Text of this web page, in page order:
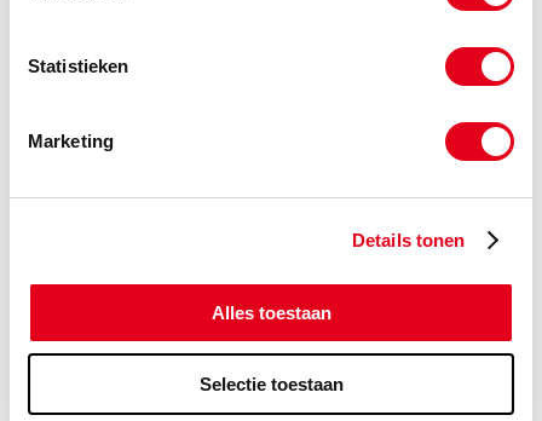
Statistieken
Marketing
Details tonen
Alles toestaan
Selectie toestaan
a2mlinks27
RVS A2 Moer Links M27